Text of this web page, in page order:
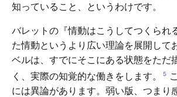
知っていること、というわけです。
バレットの『情動はこうしてつくられ
た情動というより広い理論を展開して
ベルは、すでにそこにある状態をただ
く、実際の知覚的な働きをします。
5
には異論があります。弱い版、つまり